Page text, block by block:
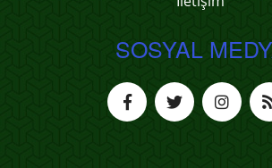
SOSYAL